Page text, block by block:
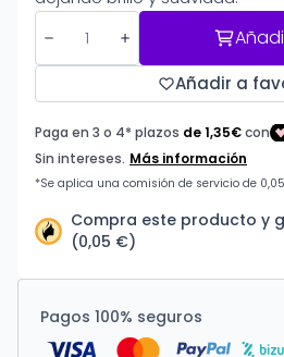
Añadir a
Compra este producto y
(0,05 €)
Pagos 100% seguros